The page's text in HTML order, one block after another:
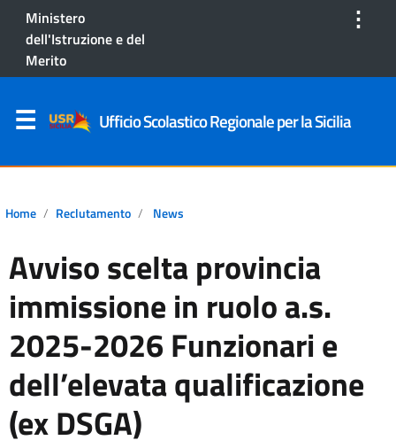
Ministero
dell'Istruzione e del
Merito
⋮
Ufficio Scolastico Regionale per la Sicilia
Home Reclutamento News
Avviso scelta provincia
immissione in ruolo a.s.
2025-2026 Funzionari e
dell’elevata qualificazione
(ex DSGA)